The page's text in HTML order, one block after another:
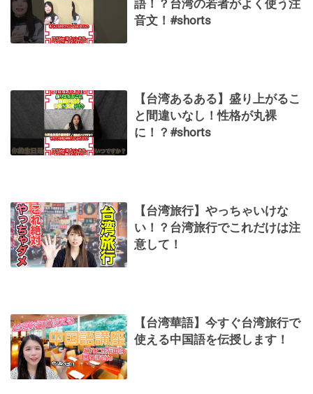
語！？台湾の若者がよく使う注
音文！#shorts
【台湾あるある】盛り上がるこ
と間違いなし！性格が丸裸
に！？#shorts
【台湾旅行】やっちゃいけな
い！？台湾旅行でこれだけは注
意して！
【台湾華語】今すぐ台湾旅行で
使える中国語を伝授します！